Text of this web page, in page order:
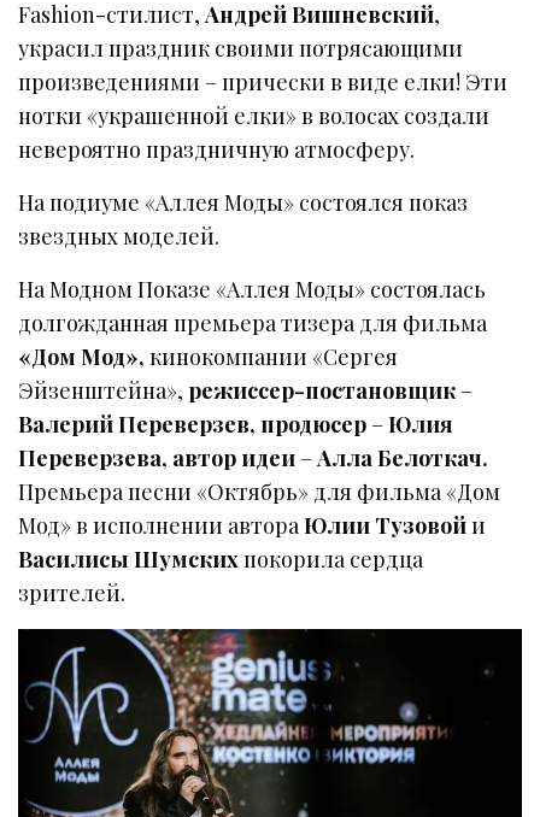
Fashion-стилист,Андрей Вишневский,
украсил праздник своими потрясающими
произведениями – прически в виде елки! Эти
нотки «украшенной елки» в волосах создали
невероятно праздничную атмосферу.
На подиуме «Аллея Моды» состоялся показ
звездных моделей.
На Модном Показе «Аллея Моды» состоялась
долгожданная премьера тизера для фильма
«Дом Мод», кинокомпании «Сергея
Эйзенштейна», режиссер-постановщик –
Валерий Переверзев, продюсер –Юлия
Переверзева, автор идеи –Алла Белоткач.
Премьера песни «Октябрь» для фильма «Дом
Мод» в исполнении автораЮлии Тузовойи
Василисы Шумскихпокорила сердца
зрителей.